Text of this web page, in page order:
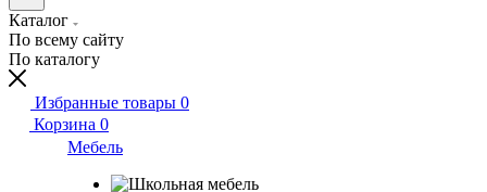
Каталог
По всему сайту
По каталогу
Избранные товары 0
Корзина 0
Мебель